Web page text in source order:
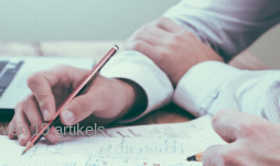
19 artikels